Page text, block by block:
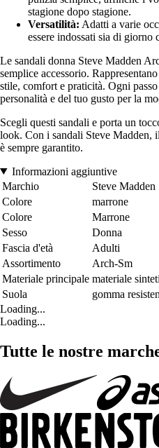
stagione dopo stagione.
Versatilità: Adatti a varie
essere indossati sia di giorno
Le sandali donna Steve Madden
semplice accessorio.
stile, comfort e praticità. Ogni
personalità e del tuo gusto per la
Scegli questi sandali e porta un
look. Con i sandali Steve Madden,
è sempre garantito.
Informazioni aggiuntive
Marchio
Steve Madden
Colore
marrone
Colore
Marrone
Sesso
Donna
Fascia d'età
Adulti
Assortimento
Arch-Sm
Materiale principale materiale
Suola
gomma
Loading...
Loading...
Tutte le nostre